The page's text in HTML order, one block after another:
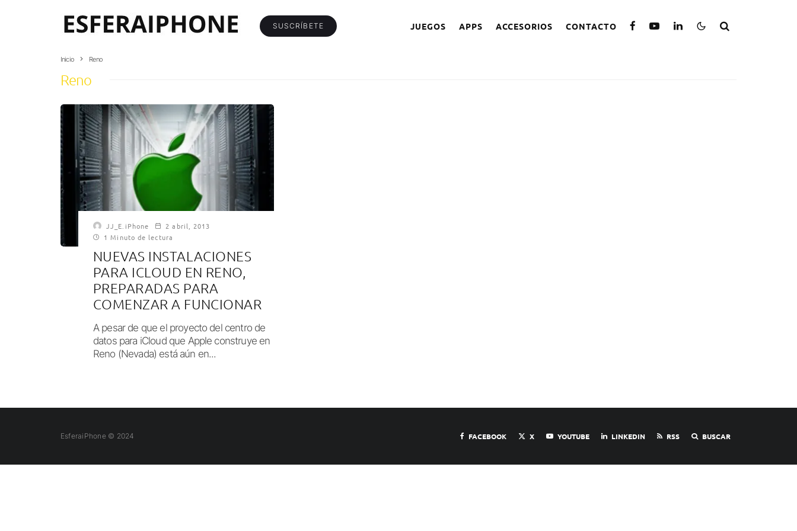
SUSCRÍBETE JUEGOS APPS ACCESORIOS CONTACTO
Inicio Reno
Reno
JJ_E.iPhone
2 abril, 2013
1 Minuto de lectura
NUEVAS INSTALACIONES
PARA ICLOUD EN RENO,
PREPARADAS PARA
COMENZAR A FUNCIONAR
A pesar de que el proyecto del centro de
datos para iCloud que Apple construye en
Reno (Nevada) está aún en...
EsferaiPhone © 2024 FACEBOOK X YOUTUBE LINKEDIN RSS BUSCAR